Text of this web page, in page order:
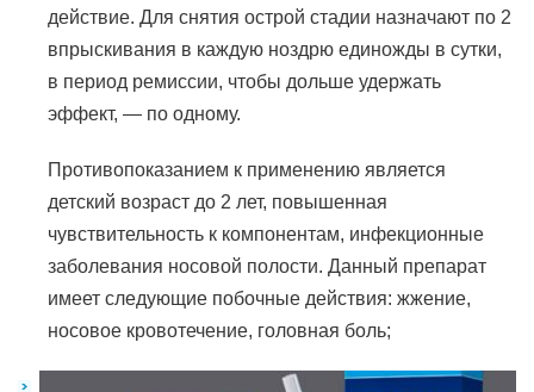
действие. Для снятия острой стадии назначают по 2
впрыскивания в каждую ноздрю единожды в сутки,
в период ремиссии, чтобы дольше удержать
эффект, — по одному.
Противопоказанием к применению является
детский возраст до 2 лет, повышенная
чувствительность к компонентам, инфекционные
заболевания носовой полости. Данный препарат
имеет следующие побочные действия: жжение,
носовое кровотечение, головная боль;